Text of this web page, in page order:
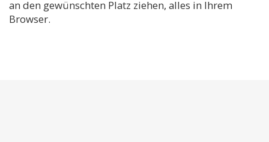
an den gewünschten Platz ziehen, alles in Ihrem
Browser.